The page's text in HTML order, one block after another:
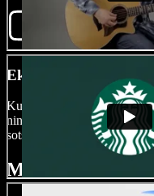
Ekspordi oma Maci
Kui sinu video on valmis,
ning veendu, et suurus
Millal kasutada